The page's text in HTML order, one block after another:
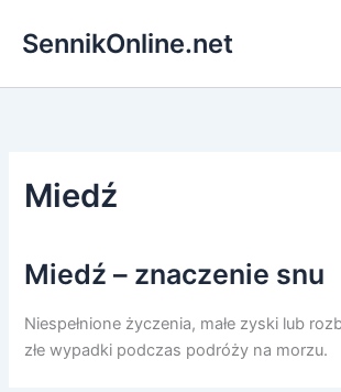
SennikOnline.net
Miedź
Miedź – znaczenie snu
Niespełnione życzenia, małe zyski lub
złe wypadki podczas podróży na morzu.